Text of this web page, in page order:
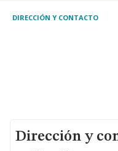
cultivo de
DIRECCIÓN Y CONTACTO
Dirección y